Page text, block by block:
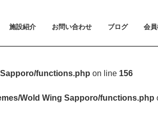
い方法について
イアルプランについて
のご案内
施設紹介
施設紹介
設置マシンのご紹介
アクセス
スタッフ紹介
お問い合わせ
お問い合わせ
入会手続きのご予約
体験会のご予約
見学・相談のご予約
よくあるご質問
ブログ 会
functions.php on line 156
Wold Wing Sapporo/functions.php